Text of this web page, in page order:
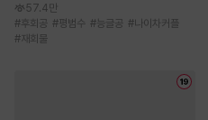
57.4만
#후회공 #평범수 #능글공 #나이차커플
# 재회물